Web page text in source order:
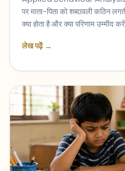
पर माता-पिता को शब्दावली कठिन
क्या होता है और क्या परिणाम उम्मीद
लेख पढ़ें →